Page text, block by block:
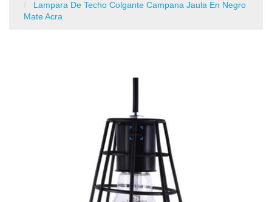
Lampara De Techo Colgante Campana Jaula En Negro
Mate Acra